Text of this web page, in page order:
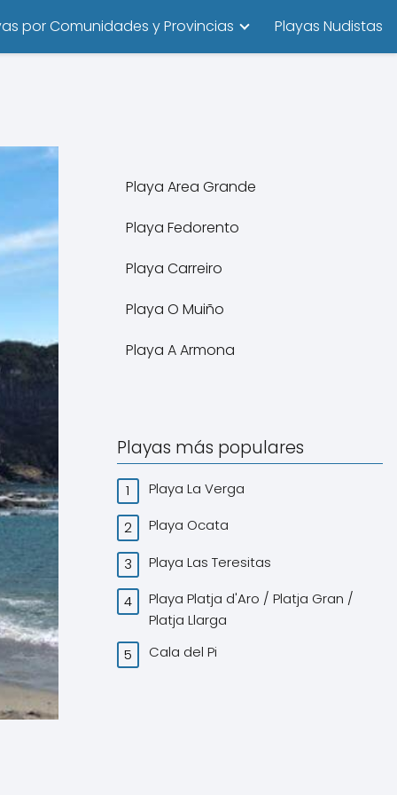
por Comunidades y Provincias Playas Nudistas
Playa Area Grande
Playa Fedorento
Playa Carreiro
Playa O Muiño
Playa A Armona
Playas más populares
Playa La Verga
Playa Ocata
Playa Las Teresitas
Playa Platja d'Aro / Platja Gran /
Platja Llarga
Cala del Pi